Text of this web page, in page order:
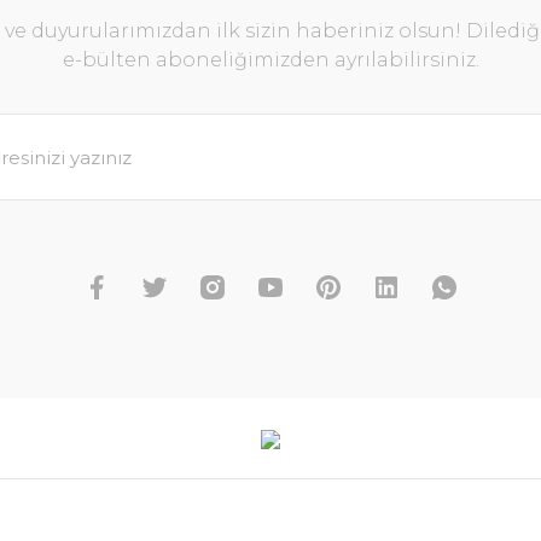
ve duyurularımızdan ilk sizin haberiniz olsun!
e-bülten aboneliğimizden ayrılabilirsiniz.